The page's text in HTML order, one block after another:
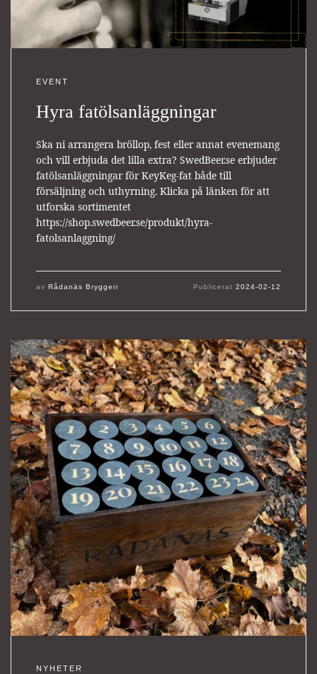
EVENT
Hyra fatölsanläggningar
Ska ni arrangera bröllop, fest eller annat evenemang
och vill erbjuda det lilla extra? SwedBeer.se erbjuder
fatölsanläggningar för KeyKeg-fat både till
försäljning och uthyrning. Klicka på länken för att
utforska sortimentet
https://shop.swedbeer.se/produkt/hyra-
fatolsanlaggning/
av Rådanäs Bryggeri Publicerat2024-02-12
NYHETER